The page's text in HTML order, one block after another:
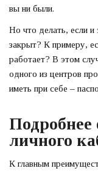
вы ни были.
Но что делать, если и
закрыт? К примеру,
работает? В этом
одного из центров
иметь при себе –
Подробнее
личного
К главным